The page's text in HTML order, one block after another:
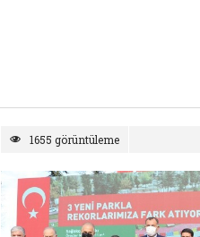
1655 görüntüleme